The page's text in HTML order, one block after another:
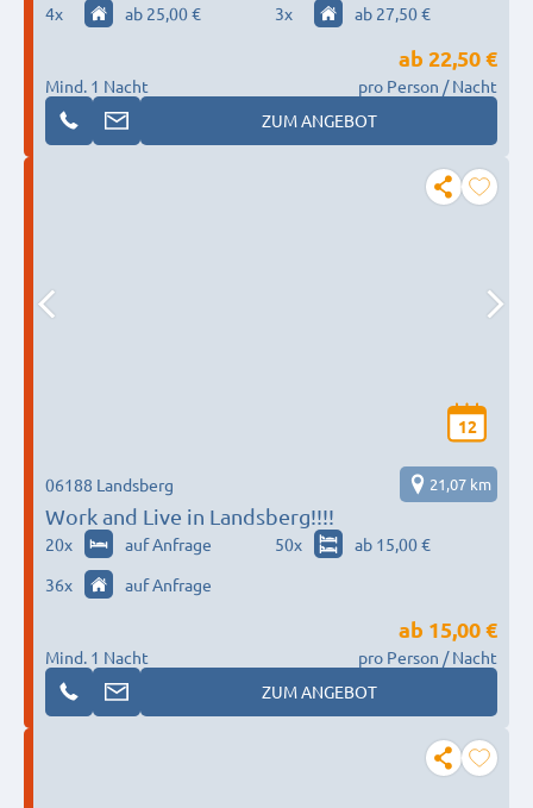
4x ab 25,00 € 3x ab 27,50 €
Mind. 1 Nacht
ab 22,50 €
pro Person / Nacht
ZUM ANGEBOT
12
Work and Live in Landsberg!!!!
06188 Landsberg 21,07 km
20x auf Anfrage 50x
ab 15,00 €
36x auf Anfrage
Mind. 1 Nacht
ab 15,00 €
pro Person / Nacht
ZUM ANGEBOT